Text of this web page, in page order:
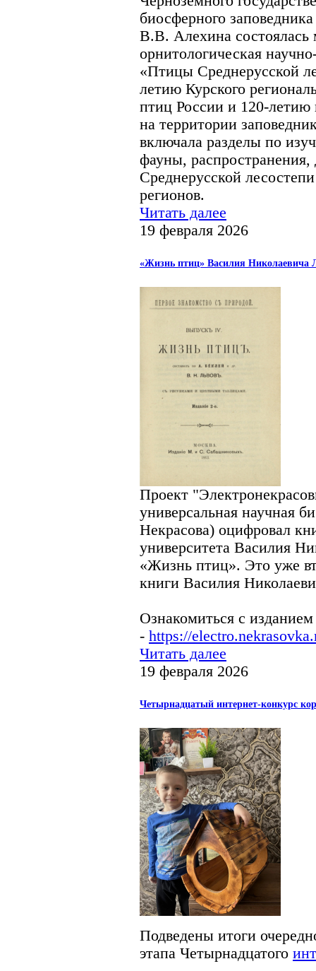
биосферного
В.В. Алехина состоялась
орнитологическая
«Птицы Среднерусской
летию Курского
птиц России и 120-летию
на территории
включала разделы по
фауны,
Среднерусской
регионов.
Читать далее
19 февраля 2026
«Жизнь птиц» Василия Николаевича
Проект
универсальная научная
Некрасова) оцифровал
университета Василия
«Жизнь птиц». Это уже
книги Василия
Ознакомиться с
- https://
Читать далее
19 февраля 2026
Четырнадцатый интернет-конкурс
Подведены итоги
этапа Четырнадцатого